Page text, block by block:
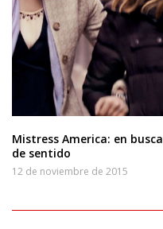
Mistress America: en busca
de sentido
12 de noviembre de 2015